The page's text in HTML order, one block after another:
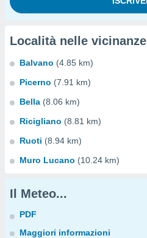
Località nelle vicinanze
Balvano (4.85 km)
Picerno (7.91 km)
Bella (8.06 km)
Ricigliano (8.81 km)
Ruoti (8.94 km)
Muro Lucano (10.24 km)
Il Meteo...
PDF
Maggiori informazioni